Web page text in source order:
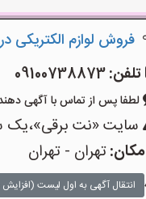
فروش لوازم الکتریکی در
تلفن:09100738873
لطفا پس از تماس با آگهی دهنده
سایت «نت برقی»،یک
مکان:تهران - تهران
انتقال آگهی به اول لیست (افزایش